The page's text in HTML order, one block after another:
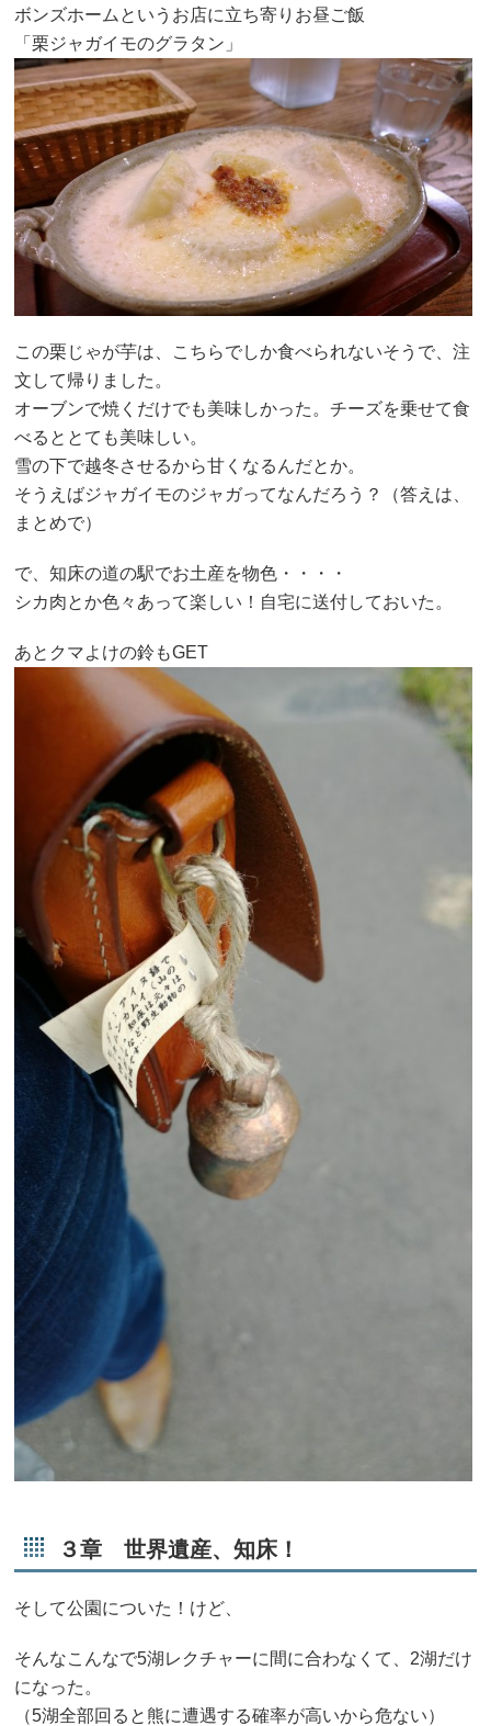
ボンズホームというお店に立ち寄りお昼ご飯
「栗ジャガイモのグラタン」
この栗じゃが芋は、こちらでしか食べられないそうで、注
文して帰りました。
オーブンで焼くだけでも美味しかった。チーズを乗せて食
べるととても美味しい。
雪の下で越冬させるから甘くなるんだとか。
そうえばジャガイモのジャガってなんだろう？（答えは、
まとめで）
で、知床の道の駅でお土産を物色・・・・
シカ肉とか色々あって楽しい！自宅に送付しておいた。
あとクマよけの鈴もGET
３章 世界遺産、知床！
そして公園についた！けど、
そんなこんなで5湖レクチャーに間に合わなくて、2湖だけ
になった。
（5湖全部回ると熊に遭遇する確率が高いから危ない）